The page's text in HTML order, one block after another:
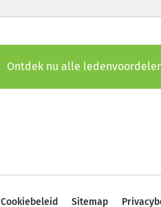
Ontdek nu alle
Cookiebeleid Sitemap